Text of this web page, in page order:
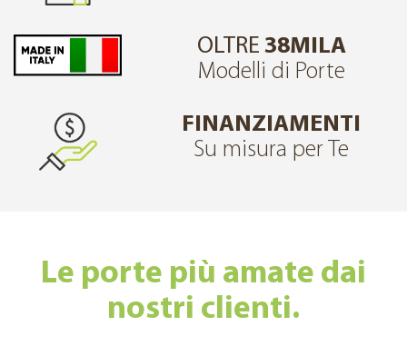
OLTRE 38MILA
Modelli di Porte
FINANZIAMENTI
Su misura per Te
Le porte più amate dai
nostri clienti.